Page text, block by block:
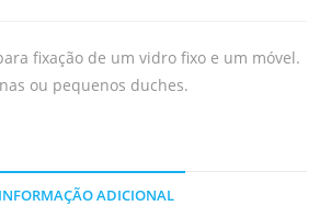
fixação de um vidro fixo e um móvel.
ou pequenos duches.
INFORMAÇÃO ADICIONAL